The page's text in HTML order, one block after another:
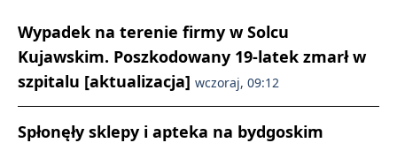
Wypadek na terenie firmy w Solcu
Kujawskim. Poszkodowany 19-latek zmarł w
szpitalu [aktualizacja] wczoraj, 09:12
Spłonęły sklepy i apteka na bydgoskim